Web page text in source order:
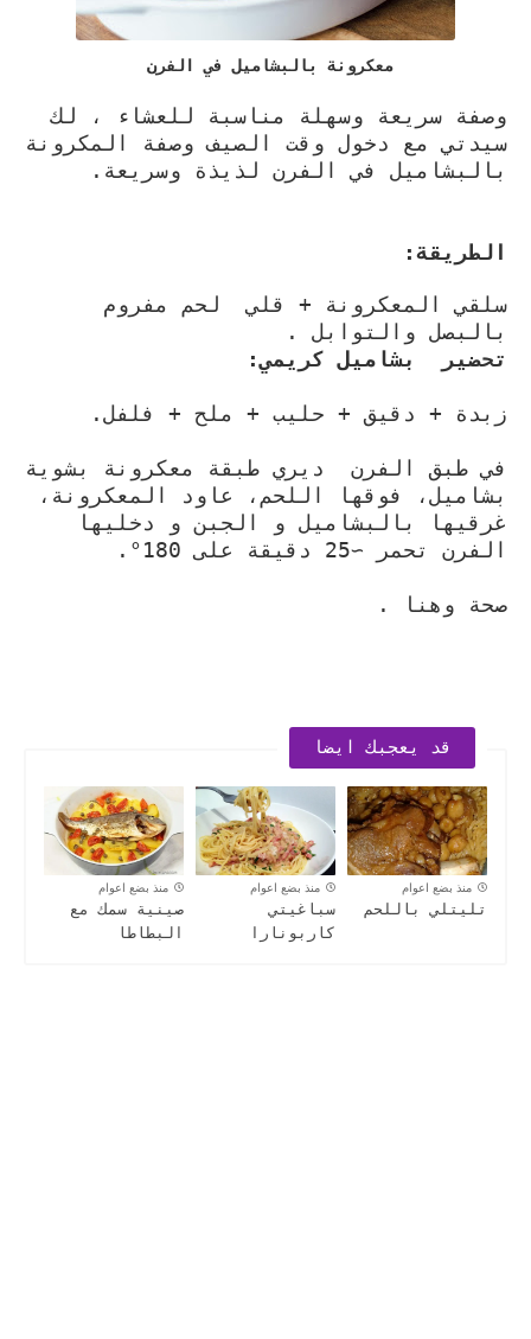
معكرونة بالبشاميل في الفرن
وصفة سريعة وسهلة مناسبة للعشاء ، لك
سيدتي مع دخول وقت الصيف وصفة المكرونة
بالبشاميل في الفرن لذيذة وسريعة.
الطريقة:
سلقي المعكرونة + قلي لحم مفروم
بالبصل والتوابل .
تحضير بشاميل كريمي:
زبدة + دقيق + حليب + ملح + فلفل.
في طبق الفرن ديري طبقة معكرونة بشوية
بشاميل، فوقها اللحم، عاود المعكرونة،
غرقيها بالبشاميل و الجبن و دخليها
الفرن تحمر ∼25 دقيقة على 180°.
صحة وهنا .
قد يعجبك ايضا
منذ بضع اعوام
تليتلي باللحم
منذ بضع اعوام
سباغيتي
كاربونارا
منذ بضع اعوام
صينية سمك مع
البطاطا